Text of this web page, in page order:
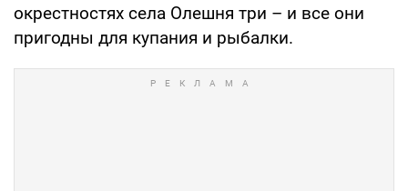
окрестностях села Олешня три – и все они
пригодны для купания и рыбалки.